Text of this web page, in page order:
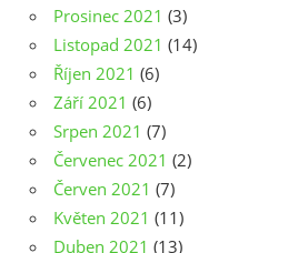
Prosinec 2021 (3)
Listopad 2021 (14)
Říjen 2021 (6)
Září 2021 (6)
Srpen 2021 (7)
Červenec 2021 (2)
Červen 2021 (7)
Květen 2021 (11)
Duben 2021 (13)